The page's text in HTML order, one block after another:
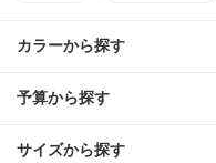
カラーから探す
予算から探す
サイズから探す